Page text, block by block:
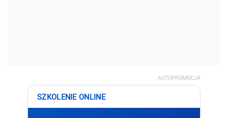
AUTOPROMOCJA
SZKOLENIE ONLINE